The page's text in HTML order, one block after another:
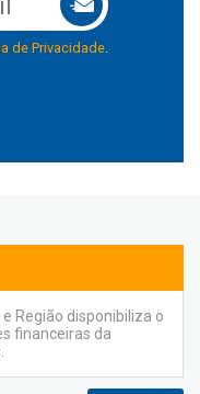
de Privacidade.
Região disponibiliza o
financeiras da